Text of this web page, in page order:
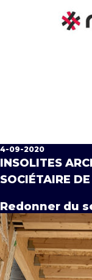
4-09-2020
INSOLITES
SOCIÉTAIRE
Redonner du